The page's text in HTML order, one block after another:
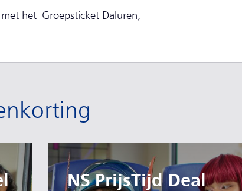
met het Groepsticket Daluren;
NS PrijsTijd Deal